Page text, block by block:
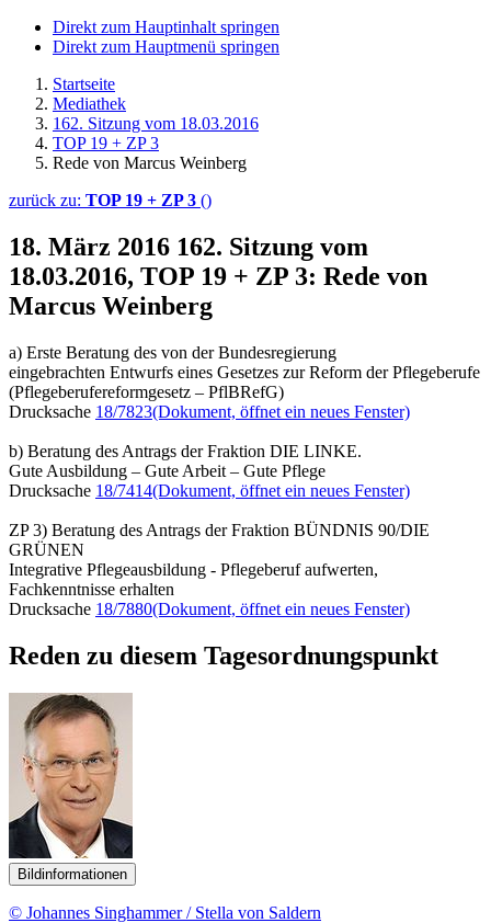
Direkt zum Hauptinhalt springen
Direkt zum Hauptmenü springen
Startseite
Mediathek
162. Sitzung vom 18.03.2016
TOP 19 + ZP 3
Rede von Marcus Weinberg
zurück zu: TOP 19 + ZP 3 ()
18. März 2016 162. Sitzung vom
18.03.2016, TOP 19 + ZP 3: Rede von
Marcus Weinberg
a) Erste Beratung des von der Bundesregierung
eingebrachten Entwurfs eines Gesetzes zur Reform der Pflegeberufe
(Pflegeberufereformgesetz – PflBRefG)
Drucksache 18/7823(Dokument, öffnet ein neues Fenster)
b) Beratung des Antrags der Fraktion DIE LINKE.
Gute Ausbildung – Gute Arbeit – Gute Pflege
Drucksache 18/7414(Dokument, öffnet ein neues Fenster)
ZP 3) Beratung des Antrags der Fraktion BÜNDNIS 90/DIE
GRÜNEN
Integrative Pflegeausbildung - Pflegeberuf aufwerten,
Fachkenntnisse erhalten
Drucksache 18/7880(Dokument, öffnet ein neues Fenster)
Reden zu diesem Tagesordnungspunkt
Bildinformationen
© Johannes Singhammer / Stella von Saldern